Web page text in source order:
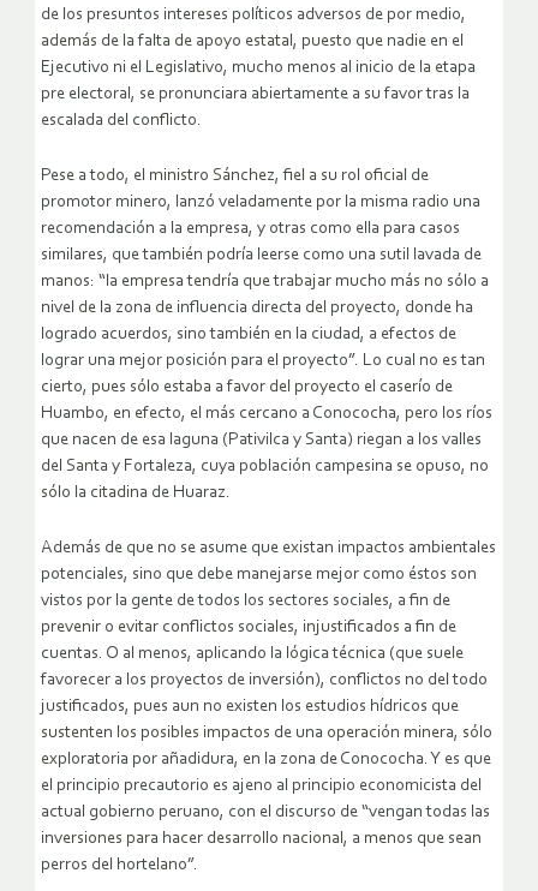
de los presuntos intereses políticos adversos de por medio,
además de la falta de apoyo estatal, puesto que nadie en el
Ejecutivo ni el Legislativo, mucho menos al inicio de la etapa
pre electoral, se pronunciara abiertamente a su favor tras la
escalada del conflicto.
Pese a todo, el ministro Sánchez, fiel a su rol oficial de
promotor minero, lanzó veladamente por la misma radio una
recomendación a la empresa, y otras como ella para casos
similares, que también podría leerse como una sutil lavada de
manos: “la empresa tendría que trabajar mucho más no sólo a
nivel de la zona de influencia directa del proyecto, donde ha
logrado acuerdos, sino también en la ciudad, a efectos de
lograr una mejor posición para el proyecto”. Lo cual no es tan
cierto, pues sólo estaba a favor del proyecto el caserío de
Huambo, en efecto, el más cercano a Conococha, pero los ríos
que nacen de esa laguna (Pativilca y Santa) riegan a los valles
del Santa y Fortaleza, cuya población campesina se opuso, no
sólo la citadina de Huaraz.
Además de que no se asume que existan impactos ambientales
potenciales, sino que debe manejarse mejor como éstos son
vistos por la gente de todos los sectores sociales, a fin de
prevenir o evitar conflictos sociales, injustificados a fin de
cuentas. O al menos, aplicando la lógica técnica (que suele
favorecer a los proyectos de inversión), conflictos no del todo
justificados, pues aun no existen los estudios hídricos que
sustenten los posibles impactos de una operación minera, sólo
exploratoria por añadidura, en la zona de Conococha. Y es que
el principio precautorio es ajeno al principio economicista del
actual gobierno peruano, con el discurso de “vengan todas las
inversiones para hacer desarrollo nacional, a menos que sean
perros del hortelano”.